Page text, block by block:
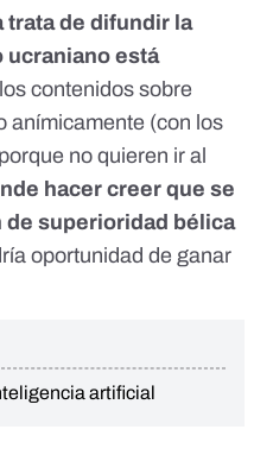
trata de difundir la
ucraniano está
contenidos sobre
anímicamente (con los
no quieren ir al
hacer creer que se
superioridad bélica
oportunidad de ganar
artificial